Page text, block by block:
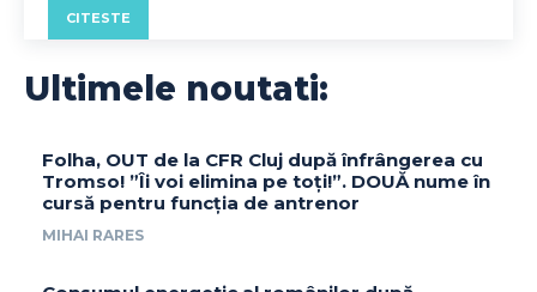
CITESTE
Ultimele noutati:
Folha, OUT de la CFR Cluj după înfrângerea cu
Tromso! ”Îi voi elimina pe toți!”. DOUĂ nume în
cursă pentru funcția de antrenor
MIHAI RARES